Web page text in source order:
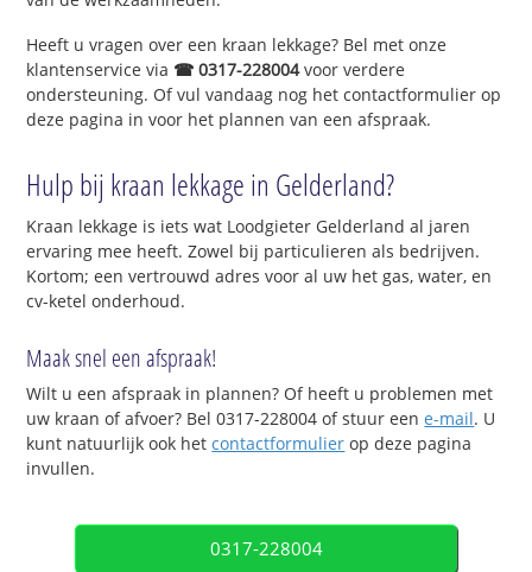
Heeft u vragen over een kraan lekkage? Bel met onze
klantenservice via ☎ 0317-228004voor verdere
ondersteuning. Of vul vandaag nog het contactformulier op
deze pagina in voor het plannen van een afspraak.
Hulp bij kraan lekkage in Gelderland?
Kraan lekkage is iets wat Loodgieter Gelderland al jaren
ervaring mee heeft. Zowel bij particulieren als bedrijven.
Kortom; een vertrouwd adres voor al uw het gas, water, en
cv-ketel onderhoud.
Maak snel een afspraak!
Wilt u een afspraak in plannen? Of heeft u problemen met
uw kraan of afvoer? Bel 0317-228004 of stuur eene-mail. U
kunt natuurlijk ook hetcontactformulier op deze pagina
invullen.
0317-228004